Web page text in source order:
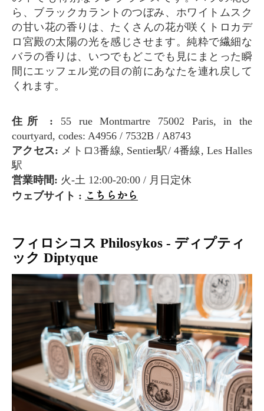
ら、ブラックカラントのつぼみ、ホワイトムスク
の甘い花の香りは、たくさんの花が咲くトロカデ
ロ宮殿の太陽の光を感じさせます。純粋で繊細な
バラの香りは、いつでもどこでも見にまとった瞬
間にエッフェル党の目の前にあなたを連れ戻して
くれます。
住所 : 55 rue Montmartre 75002 Paris, in the
courtyard, codes: A4956 / 7532B / A8743
アクセス: メトロ3番線, Sentier駅/ 4番線, Les Halles
駅
営業時間: 火-土 12:00-20:00 / 月日定休
ウェブサイト : こちらから
フィロシコス Philosykos - ディプティ
ック Diptyque